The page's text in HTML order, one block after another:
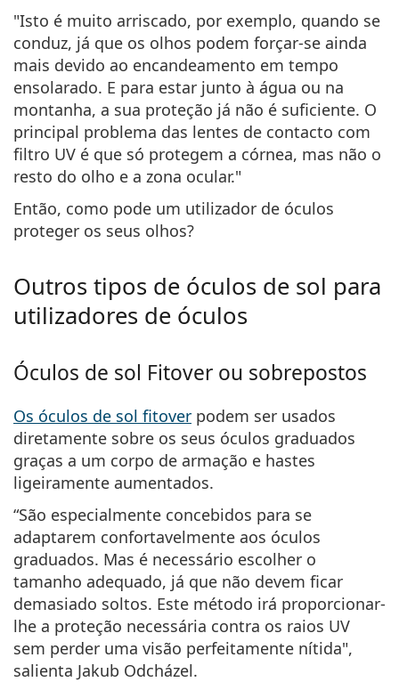
"Isto é muito arriscado, por exemplo, quando se
conduz, já que os olhos podem forçar-se ainda
mais devido ao encandeamento em tempo
ensolarado. E para estar junto à água ou na
montanha, a sua proteção já não é suficiente. O
principal problema das lentes de contacto com
filtro UV é que só protegem a córnea, mas não o
resto do olho e a zona ocular."
Então, como pode um utilizador de óculos
proteger os seus olhos?
Outros tipos de óculos de sol para
utilizadores de óculos
Óculos de sol Fitover ou sobrepostos
Os óculos de sol fitover podem ser usados
diretamente sobre os seus óculos graduados
graças a um corpo de armação e hastes
ligeiramente aumentados.
“São especialmente concebidos para se
adaptarem confortavelmente aos óculos
graduados. Mas é necessário escolher o
tamanho adequado, já que não devem ficar
demasiado soltos. Este método irá proporcionar-
lhe a proteção necessária contra os raios UV
sem perder uma visão perfeitamente nítida",
salienta Jakub Odcházel.